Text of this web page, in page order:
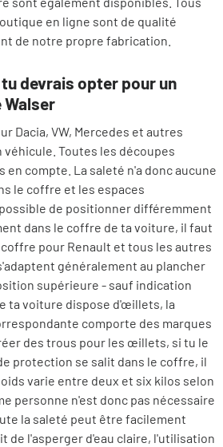
en ligne sont de qualité
de notre propre fabrication.
devrais opter pour un
Dacia, VW, Mercedes et autres
véhicule. Toutes les découpes
en compte. La saleté n'a donc aucune
le coffre et les espaces
de positionner différemment
dans le coffre de ta voiture, il faut
pour Renault et tous les autres
généralement au plancher
supérieure - sauf indication
ta voiture dispose d'œillets, la
comporte des marques
des trous pour les œillets, si tu le
protection se salit dans le coffre, il
varie entre deux et six kilos selon
personne n'est donc pas nécessaire
la saleté peut être facilement
de l'asperger d'eau claire, l'utilisation